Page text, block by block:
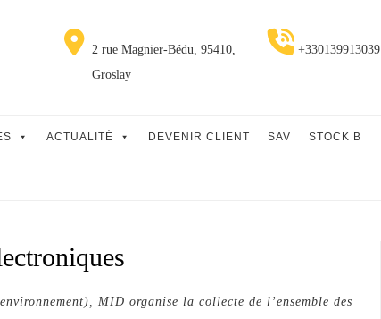
2 rue Magnier-Bédu, 95410,
Groslay
+330139913039
ACTUALITÉ DEVENIR CLIENT SAV STOCK B
MID organise la collecte de l’ensemble des